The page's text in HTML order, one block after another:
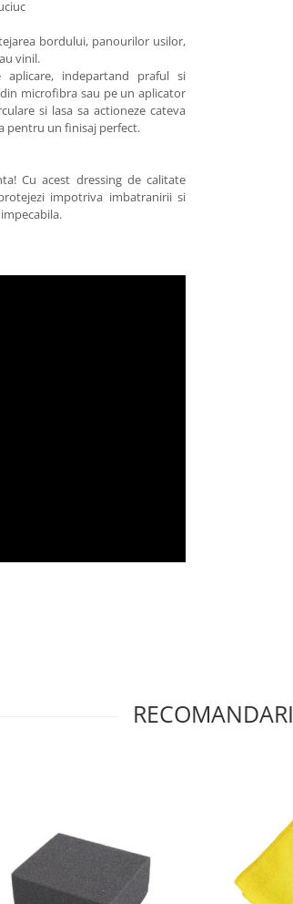
bordului, panourilor usilor,
vinil.
indepartand praful si
microfibra sau pe un aplicator
si lasa sa actioneze cateva
pentru un finisaj perfect.
Cu acest dressing de calitate
impotriva imbatranirii si
RECOMANDARI